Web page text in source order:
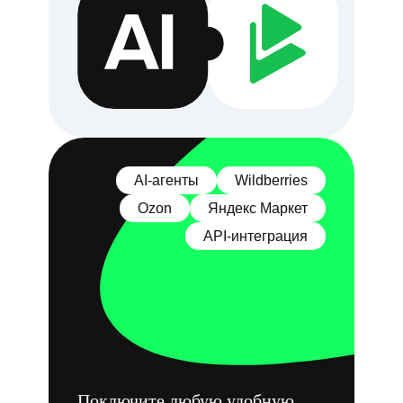
AI-агенты
Wildberries
Ozon
Яндекс Маркет
API-интеграция
Инструменты
Аудитор SKU 360
Внешняя аналитика WB
Внешняя аналитика Ozon
Аналитика Яндекс Маркет